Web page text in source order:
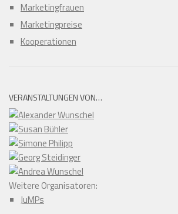
Marketingfrauen
Marketingpreise
Kooperationen
VERANSTALTUNGEN VON…
Weitere Organisatoren:
JuMPs